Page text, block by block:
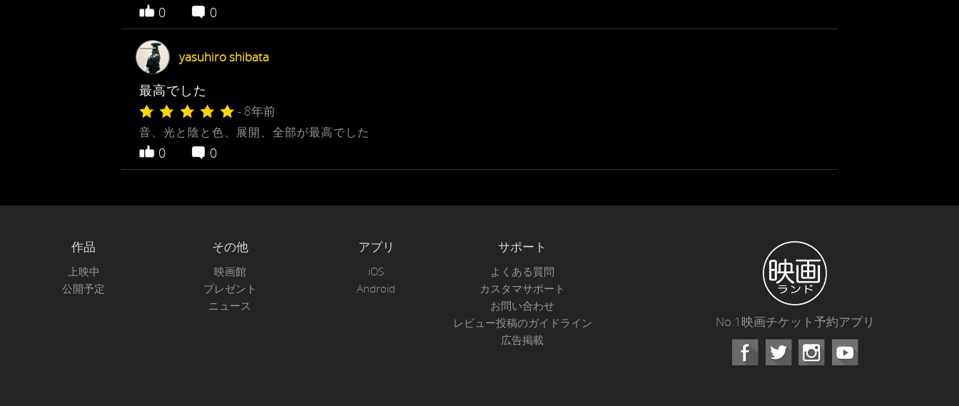
0 0
yasuhiro shibata
最高でした
- 8年前
音、光と陰と色、展開、全部が最高でした
0 0
作品
上映中
公開予定
その他
映画館
プレゼント
ニュース
アプリ
iOS
Android
サポート
よくある質問
カスタマサポート
お問い合わせ
レビュー投稿のガイドライン
広告掲載
No.1映画チケット予約アプリ
Facebook Instagram